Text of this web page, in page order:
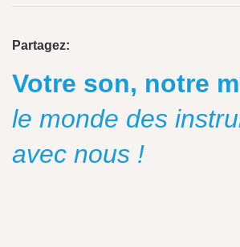
Partagez:
Votre son, notre
le monde des
avec nous !